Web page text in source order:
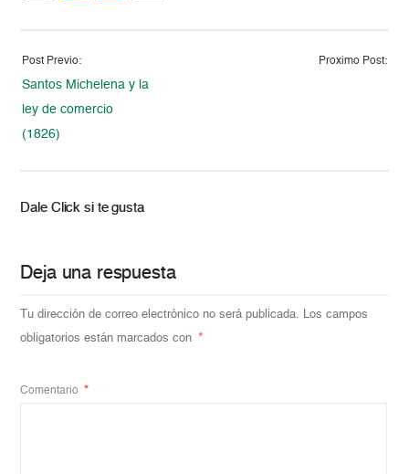
Post Previo:
Santos Michelena y la
ley de comercio
(1826)
Proximo Post:
Dale Click si te gusta
Deja una respuesta
Tu dirección de correo electrónico no será publicada. Los campos
obligatorios están marcados con *
Comentario *